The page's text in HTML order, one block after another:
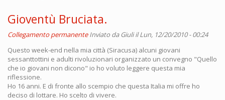
Gioventù Bruciata.
Collegamento permanente Inviato daGiuliil Lun, 12/20/2010 - 00:24
Questo week-end nella mia città (Siracusa) alcuni giovani
sessanttottini e adulti rivoluzionari organizzato un convegno "Quello
che io giovani non dicono" io ho voluto leggere questa mia
riflessione.
Ho 16 anni. E di fronte allo scempio che questa Italia mi offre ho
deciso di lottare. Ho scelto di vivere.